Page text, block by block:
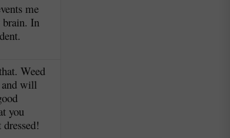
me
brain. In
Weed
will
you